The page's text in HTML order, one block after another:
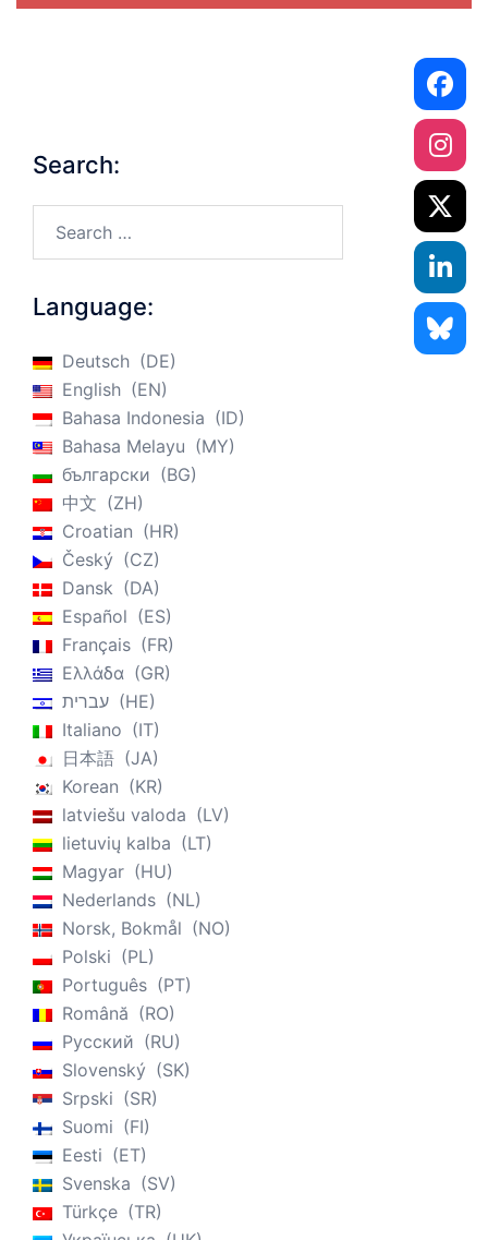
Search:
Language:
Deutsch
DE
English
EN
Bahasa Indonesia
ID
Bahasa Melayu
MY
български
BG
中文
ZH
Croatian
HR
Český
CZ
Dansk
DA
Español
ES
Français
FR
Ελλάδα
GR
עברית
HE
Italiano
IT
日本語
JA
Korean
KR
latviešu valoda
LV
lietuvių kalba
LT
Magyar
HU
Nederlands
NL
Norsk, Bokmål
NO
Polski
PL
Português
PT
Română
RO
Русский
RU
Slovenský
SK
Srpski
SR
Suomi
FI
Eesti
ET
Svenska
SV
Türkçe
TR